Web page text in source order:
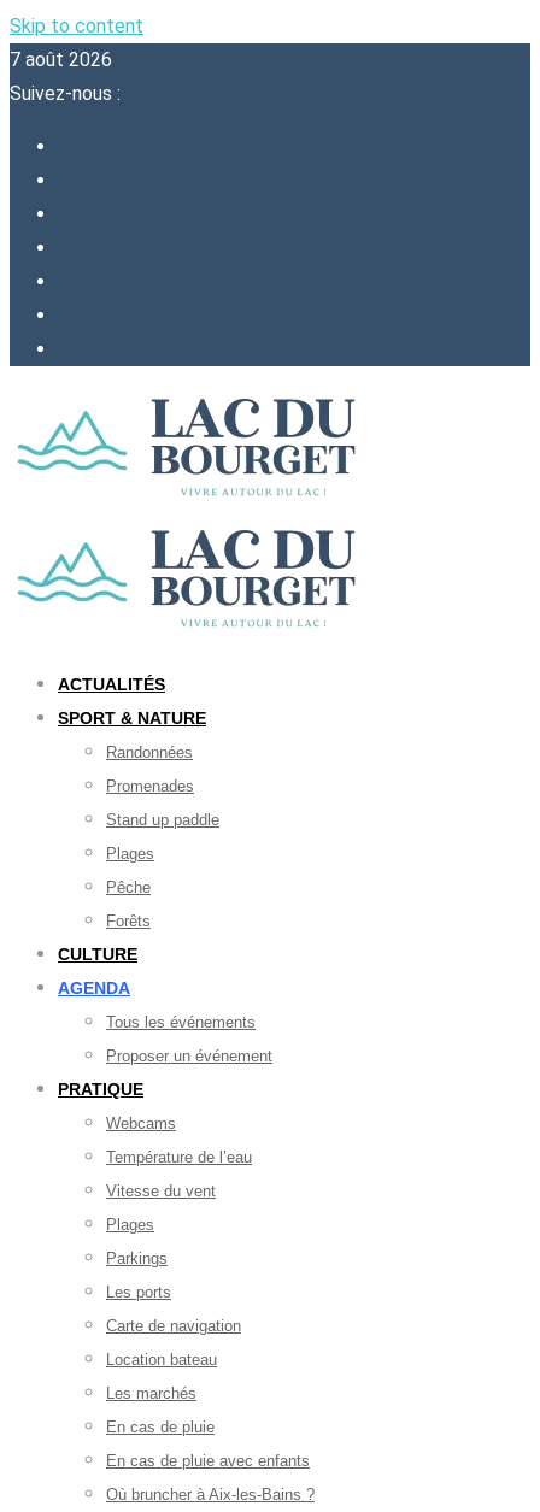
Skip to content
7 août 2026
Suivez-nous :
ACTUALITÉS
SPORT & NATURE
Randonnées
Promenades
Stand up paddle
Plages
Pêche
Forêts
CULTURE
AGENDA
Tous les événements
Proposer un événement
PRATIQUE
Webcams
Température de l’eau
Vitesse du vent
Plages
Parkings
Les ports
Carte de navigation
Location bateau
Les marchés
En cas de pluie
En cas de pluie avec enfants
Où bruncher à Aix-les-Bains ?